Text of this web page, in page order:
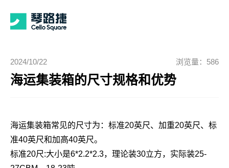
2024/10/22 浏览量：586
海运集装箱的尺寸规格和优势
海运集装箱常见的尺寸为：标准20英尺、加重20英尺、标
准40英尺和加高40英尺。
标准20尺:大小是6*2.2*2.3，理论装30立方，实际装25-